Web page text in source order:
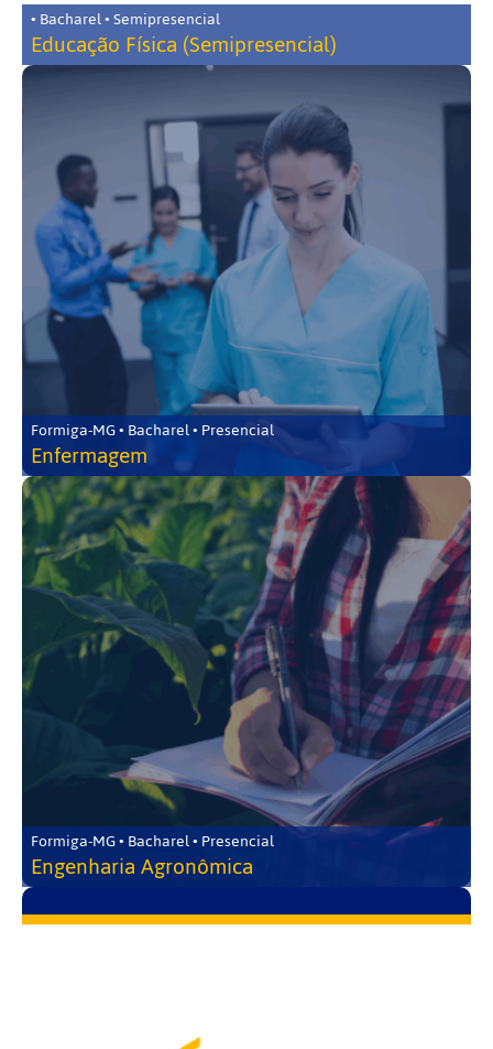
• Bacharel • Semipresencial
Educação Física (Semipresencial)
Formiga-MG • Bacharel • Presencial
Enfermagem
Formiga-MG • Bacharel • Presencial
Engenharia Agronômica